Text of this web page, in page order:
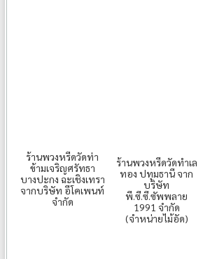
ร้านพวงหรีดวัดท่า
ข้ามเจริญศรัทธา
บางปะกง ฉะเชิงเทรา
จากบริษัท อีโคเพนท์
จำกัด
ร้านพวงหรีดวัดทำเล
ทอง ปทุมธานี จาก
บริษัท
พี.ซี.ซี.ซัพพลาย
1991 จำกัด
(จำหน่ายไม้อัด)